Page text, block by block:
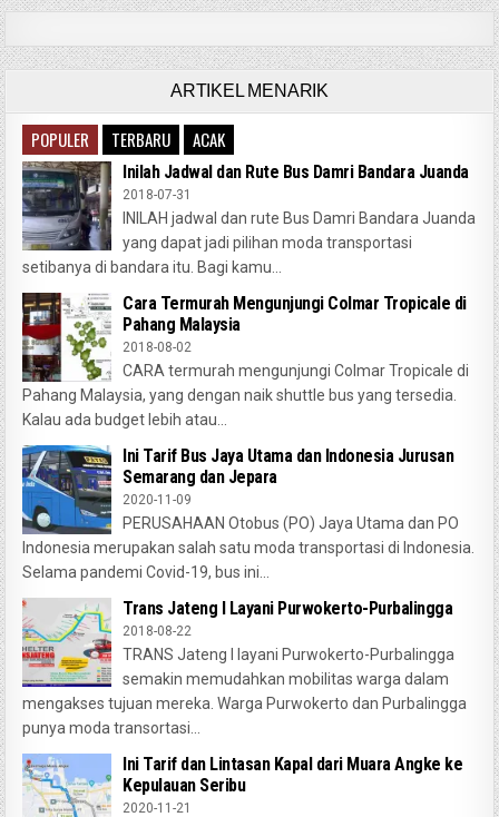
ARTIKEL MENARIK
POPULER TERBARU ACAK
Inilah Jadwal dan Rute Bus Damri Bandara Juanda
2018-07-31
INILAH jadwal dan rute Bus Damri Bandara Juanda
yang dapat jadi pilihan moda transportasi
setibanya di bandara itu. Bagi kamu...
Cara Termurah Mengunjungi Colmar Tropicale di
Pahang Malaysia
2018-08-02
CARA termurah mengunjungi Colmar Tropicale di
Pahang Malaysia, yang dengan naik shuttle bus yang tersedia.
Kalau ada budget lebih atau...
Ini Tarif Bus Jaya Utama dan Indonesia Jurusan
Semarang dan Jepara
2020-11-09
PERUSAHAAN Otobus (PO) Jaya Utama dan PO
Indonesia merupakan salah satu moda transportasi di Indonesia.
Selama pandemi Covid-19, bus ini...
Trans Jateng I Layani Purwokerto-Purbalingga
2018-08-22
TRANS Jateng I layani Purwokerto-Purbalingga
semakin memudahkan mobilitas warga dalam
mengakses tujuan mereka. Warga Purwokerto dan Purbalingga
punya moda transortasi...
Ini Tarif dan Lintasan Kapal dari Muara Angke ke
Kepulauan Seribu
2020-11-21